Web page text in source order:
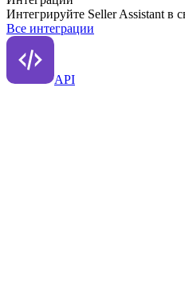
Интегрируйте Seller Assistant в
Все интеграции
API